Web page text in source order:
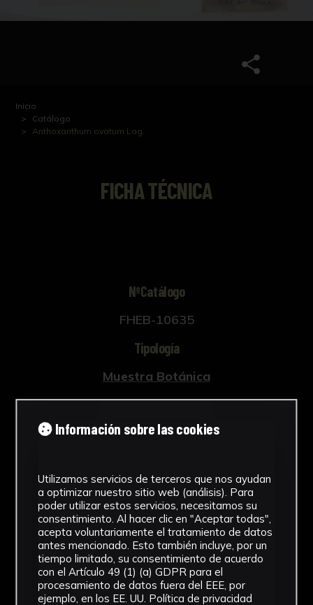
Inicio
Catálogo
Anthoxanthum ovatum Lag.
FICHA TÉCNICA
NºCatálogo
FHEB-10635
Tipología
Muestra Botánica
Cronología
SF
Fondo Herbario
Inscripciones
U-102
Género
Información sobre las cookies
Utilizamos servicios de terceros que nos ayudan
a optimizar nuestro sitio web (análisis). Para
poder utilizar estos servicios, necesitamos su
consentimiento. Al hacer clic en "Aceptar todas",
acepta voluntariamente el tratamiento de datos
antes mencionado. Esto también incluye, por un
tiempo limitado, su consentimiento de acuerdo
con el Artículo 49 (1) (a) GDPR para el
procesamiento de datos fuera del EEE, por
ejemplo, en los EE. UU. Política de privacidad